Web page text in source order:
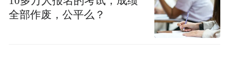
全部作废，公平么？